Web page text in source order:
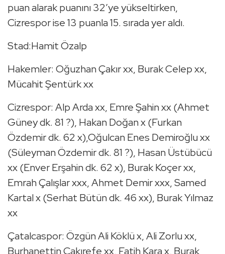
puan alarak puanını 32’ye yükseltirken,
Cizrespor ise 13 puanla 15. sırada yer aldı.
Stad:Hamit Özalp
Hakemler: Oğuzhan Çakır xx, Burak Celep xx,
Mücahit Şentürk xx
Cizrespor: Alp Arda xx, Emre Şahin xx (Ahmet
Güney dk. 81 ?), Hakan Doğan x (Furkan
Özdemir dk. 62 x),Oğulcan Enes Demiroğlu xx
(Süleyman Özdemir dk. 81 ?), Hasan Üstübücü
xx (Enver Erşahin dk. 62 x), Burak Koçer xx,
Emrah Çalışlar xxx, Ahmet Demir xxx, Samed
Kartal x (Serhat Bütün dk. 46 xx), Burak Yılmaz
xx
Çatalcaspor: Özgün Ali Köklü x, Ali Zorlu xx,
Burhanettin Çakırefe xx, Fatih Kara x, Burak